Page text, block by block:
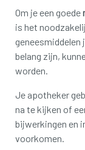
Om je een goede
is het
geneesmiddelen
belang zijn,
worden.
Je apotheker
na te kijken of
bijwerkingen en
voorkomen.